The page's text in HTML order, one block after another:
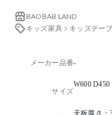
BAOBAB LAND
キッズ家具
キッズテー
メーカー品番-
サイズ
W600 D450
天板厚さ：